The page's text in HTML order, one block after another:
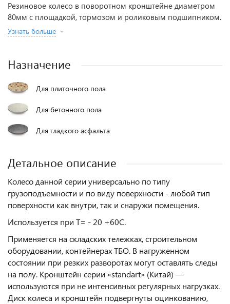
Резиновое колесо в поворотном кронштейне диаметром
80мм с площадкой, тормозом и роликовым подшипником.
Узнать больше
Назначение
Для плиточного пола
Для бетонного пола
Для гладкого асфальта
Детальное описание
Колесо данной серии универсально по типу
грузоподъемности и по виду поверхности - любой тип
поверхности как внутри, так и снаружи помещения.
Используется при Т= - 20 +60С.
Применяется на складских тележках, строительном
оборудовании, контейнерах ТБО. В нагруженном
состоянии при резких разворотах могут оставлять следы
на полу. Кронштейн серии «standart» (Китай) —
используются при не интенсивных регулярных нагрузках.
Диск колеса и кронштейн подвергнуты оцинкованию,